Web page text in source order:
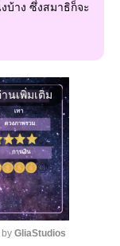
บ้าง ซึ่งสมาธิก็จะ
านเพิ่มเติม
by GliaStudios